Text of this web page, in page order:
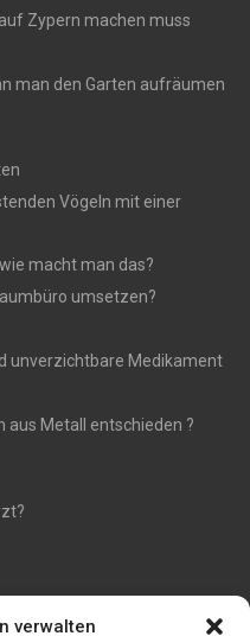
verwalten
Zypern machen muss
man den Garten aufräumen
Vögeln mit einer
macht man das?
umsetzen?
unverzichtbare Medikament
aus Metall entschieden ?